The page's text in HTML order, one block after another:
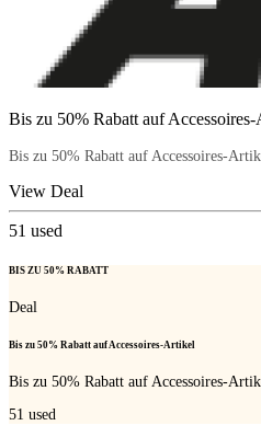
Bis zu 50% Rabatt auf
Bis zu 50% Rabatt auf Accessoires-
View Deal
51 used
BIS ZU 50% RABATT
Deal
Bis zu 50% Rabatt auf Accessoires-Artikel
Bis zu 50% Rabatt auf Accessoires-
51 used